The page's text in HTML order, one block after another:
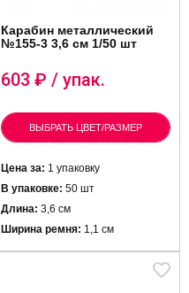
Карабин металлический
№155-3 3,6 см 1/50 шт
603 ₽ / упак.
ВЫБРАТЬ ЦВЕТ/РАЗМЕР
Цена за: 1 упаковку
В упаковке: 50 шт
Длина: 3,6 см
Ширина ремня: 1,1 см